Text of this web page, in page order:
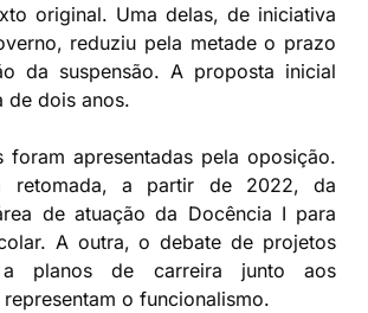
original. Uma delas, de iniciativa
reduziu pela metade o prazo
da suspensão. A proposta inicial
de dois anos.
foram apresentadas pela oposição.
retomada, a partir de 2022, da
de atuação da Docência I para
A outra, o debate de projetos
a planos de carreira junto aos
o funcionalismo.